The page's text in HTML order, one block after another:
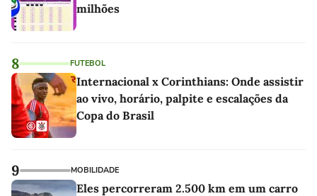
milhões
8 FUTEBOL
Internacional x Corinthians: Onde assistir
ao vivo, horário, palpite e escalações da
Copa do Brasil
9 MOBILIDADE
Eles percorreram 2.500 km em um carro